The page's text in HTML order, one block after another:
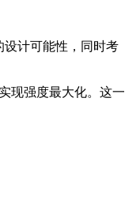
计可能性，同时考
现强度最大化。这一